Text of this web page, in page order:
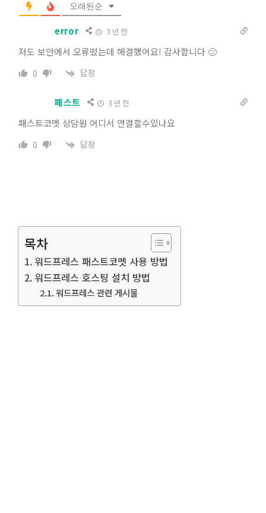
오래된순
error 3 년 전
저도 보안에서 오류떴는데 해결했어요! 감사합니다 🙂
0 답장
패스트 3 년 전
패스트코멧 상담원 어디서 연결할수있나요
0 답장
목차
워드프레스 패스트코멧 사용 방법
워드프레스 호스팅 설치 방법
워드프레스 관련 게시물